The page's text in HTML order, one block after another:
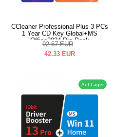
CCleaner Professional Plus 3 PCs
1 Year CD Key Global+MS
Office2024 Pro Pack
92.67 EUR
42.33 EUR
Auf Lager